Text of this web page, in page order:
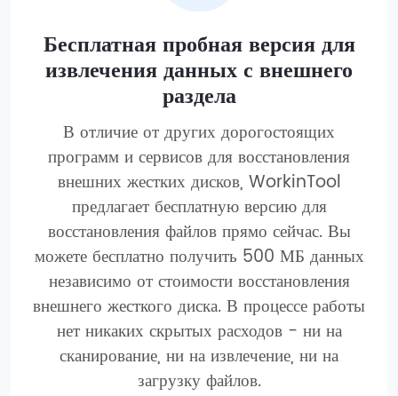
Бесплатная пробная версия для
извлечения данных с внешнего
раздела
В отличие от других дорогостоящих
программ и сервисов для восстановления
внешних жестких дисков, WorkinTool
предлагает бесплатную версию для
восстановления файлов прямо сейчас. Вы
можете бесплатно получить 500 МБ данных
независимо от стоимости восстановления
внешнего жесткого диска. В процессе работы
нет никаких скрытых расходов - ни на
сканирование, ни на извлечение, ни на
загрузку файлов.